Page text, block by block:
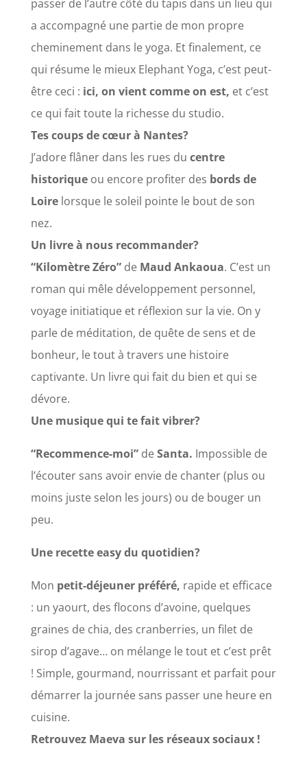
passer de l’autre côté du tapis dans un lieu qui
a accompagné une partie de mon propre
cheminement dans le yoga. Et finalement, ce
qui résume le mieux Elephant Yoga, c’est peut-
être ceci : ici, on vient comme on est, et c’est
ce qui fait toute la richesse du studio.
Tes coups de cœur à Nantes?
J’adore flâner dans les rues du centre
historiqueou encore profiter des bords de
Loirelorsque le soleil pointe le bout de son
nez.
Un livre à nous recommander?
“Kilomètre Zéro” deMaud Ankaoua. C’est un
roman qui mêle développement personnel,
voyage initiatique et réflexion sur la vie. On y
parle de méditation, de quête de sens et de
bonheur, le tout à travers une histoire
captivante. Un livre qui fait du bien et qui se
dévore.
Une musique qui te fait vibrer?
“Recommence-moi”deSanta. Impossible de
l’écouter sans avoir envie de chanter (plus ou
moins juste selon les jours) ou de bouger un
peu.
Une recette easy du quotidien?
Mon petit-déjeuner préféré, rapide et efficace
: un yaourt, des flocons d’avoine, quelques
graines de chia, des cranberries, un filet de
sirop d’agave… on mélange le tout et c’est prêt
! Simple, gourmand, nourrissant et parfait pour
démarrer la journée sans passer une heure en
cuisine.
Retrouvez Maeva sur les réseaux sociaux !